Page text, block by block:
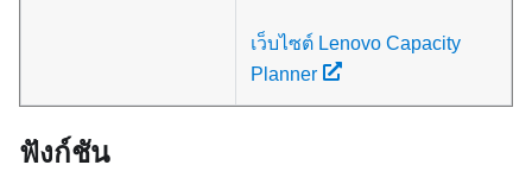
เว็บไซต์ Lenovo Capacity
Planner
ฟังก์ชัน